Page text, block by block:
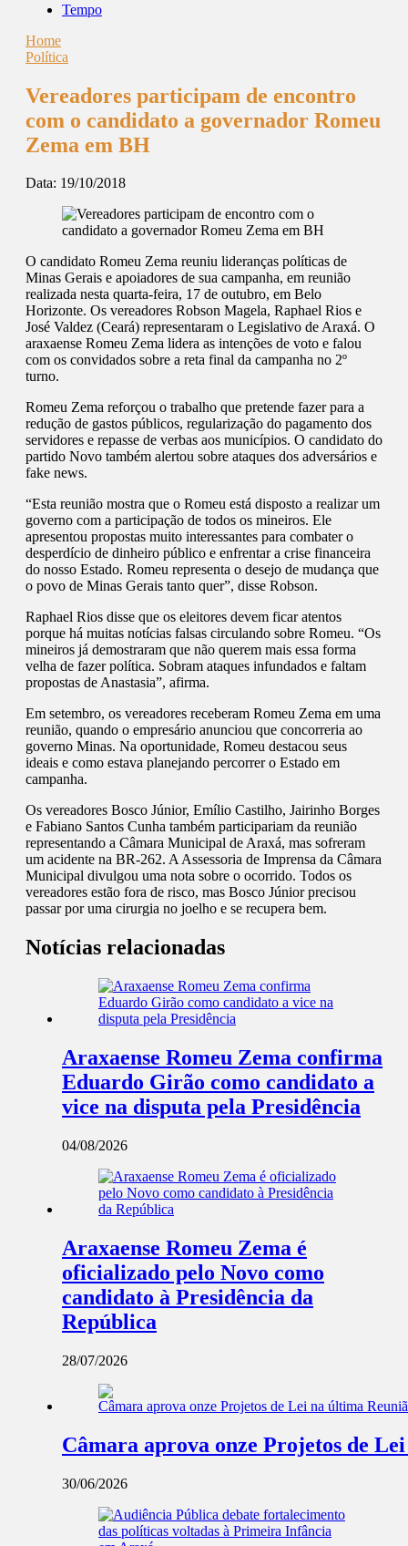
Tempo
Home
Política
Vereadores participam de encontro
com o candidato a governador Romeu
Zema em BH
Data: 19/10/2018
O candidato Romeu Zema reuniu lideranças políticas de
Minas Gerais e apoiadores de sua campanha, em reunião
realizada nesta quarta-feira, 17 de outubro, em Belo
Horizonte. Os vereadores Robson Magela, Raphael Rios e
José Valdez (Ceará) representaram o Legislativo de Araxá. O
araxaense Romeu Zema lidera as intenções de voto e falou
com os convidados sobre a reta final da campanha no 2º
turno.
Romeu Zema reforçou o trabalho que pretende fazer para a
redução de gastos públicos, regularização do pagamento dos
servidores e repasse de verbas aos municípios. O candidato do
partido Novo também alertou sobre ataques dos adversários e
fake news.
“Esta reunião mostra que o Romeu está disposto a realizar um
governo com a participação de todos os mineiros. Ele
apresentou propostas muito interessantes para combater o
desperdício de dinheiro público e enfrentar a crise financeira
do nosso Estado. Romeu representa o desejo de mudança que
o povo de Minas Gerais tanto quer”, disse Robson.
Raphael Rios disse que os eleitores devem ficar atentos
porque há muitas notícias falsas circulando sobre Romeu. “Os
mineiros já demostraram que não querem mais essa forma
velha de fazer política. Sobram ataques infundados e faltam
propostas de Anastasia”, afirma.
Em setembro, os vereadores receberam Romeu Zema em uma
reunião, quando o empresário anunciou que concorreria ao
governo Minas. Na oportunidade, Romeu destacou seus
ideais e como estava planejando percorrer o Estado em
campanha.
Os vereadores Bosco Júnior, Emílio Castilho, Jairinho Borges
e Fabiano Santos Cunha também participariam da reunião
representando a Câmara Municipal de Araxá, mas sofreram
um acidente na BR-262. A Assessoria de Imprensa da Câmara
Municipal divulgou uma nota sobre o ocorrido. Todos os
vereadores estão fora de risco, mas Bosco Júnior precisou
passar por uma cirurgia no joelho e se recupera bem.
Notícias relacionadas
Araxaense Romeu Zema confirma
Eduardo Girão como candidato a
vice na disputa pela Presidência
04/08/2026
Araxaense Romeu Zema é
oficializado pelo Novo como
candidato à Presidência da
República
28/07/2026
Câmara aprova onze Projetos de
30/06/2026